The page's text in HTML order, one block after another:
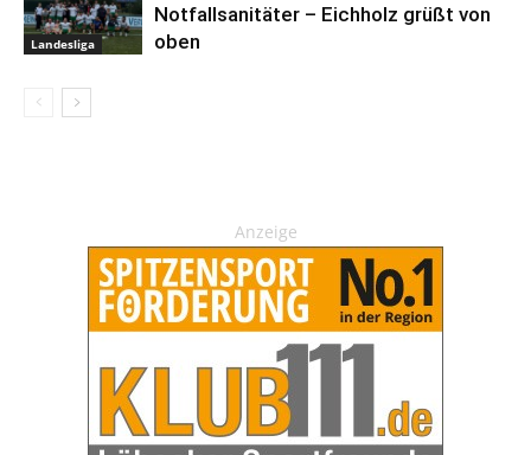
Landesliga
Notfallsanitäter – Eichholz grüßt von
oben
Anzeige